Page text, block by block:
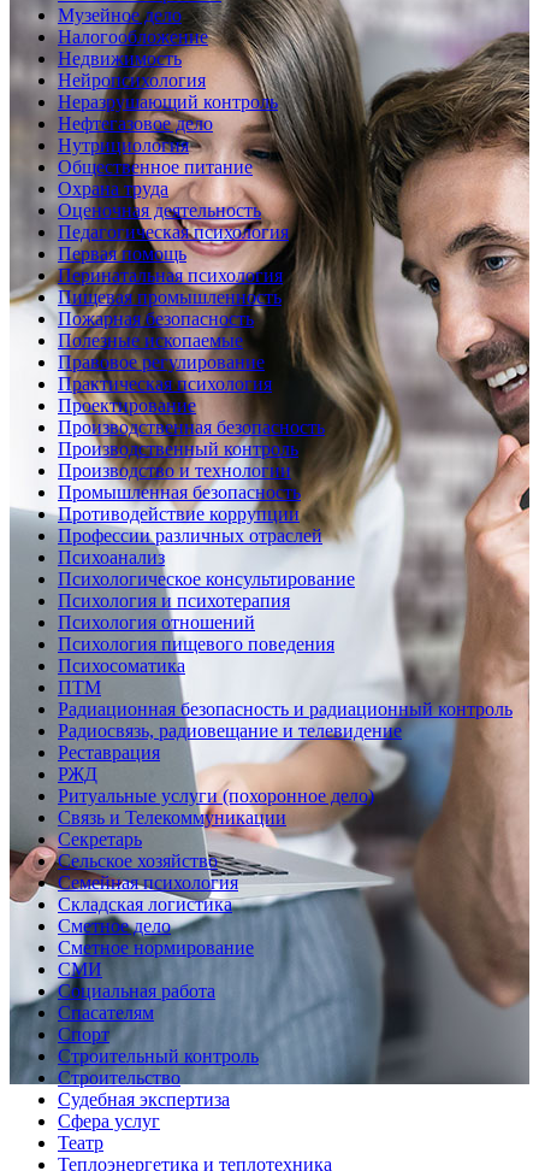
Музейное дело
Налогообложение
Недвижимость
Нейропсихология
Неразрушающий контроль
Нефтегазовое дело
Нутрициология
Общественное питание
Охрана труда
Оценочная деятельность
Педагогическая психология
Первая помощь
Перинатальная психология
Пищевая промышленность
Пожарная безопасность
Полезные ископаемые
Правовое регулирование
Практическая психология
Проектирование
Производственная безопасность
Производственный контроль
Производство и технологии
Промышленная безопасность
Противодействие коррупции
Профессии различных отраслей
Психоанализ
Психологическое консультирование
Психология и психотерапия
Психология отношений
Психология пищевого поведения
Психосоматика
ПТМ
Радиационная безопасность и радиационный контроль
Радиосвязь, радиовещание и телевидение
Реставрация
РЖД
Ритуальные услуги (похоронное дело)
Связь и Телекоммуникации
Секретарь
Сельское хозяйство
Семейная психология
Складская логистика
Сметное дело
Сметное нормирование
СМИ
Социальная работа
Спасателям
Спорт
Строительный контроль
Строительство
Судебная экспертиза
Сфера услуг
Театр
Теплоэнергетика и теплотехника